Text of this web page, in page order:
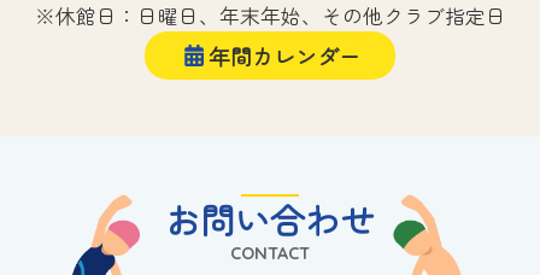
※休館日：日曜日、年末年始、その他クラブ指定日
年間カレンダー
お問い合わせ
CONTACT